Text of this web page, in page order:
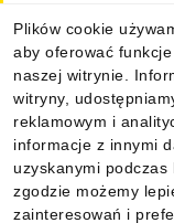
Plików cookie
aby oferować
naszej witrynie.
witryny,
reklamowym i
informacje z innymi
uzyskanymi podczas
zgodzie możemy
zainteresowań i
Informacje